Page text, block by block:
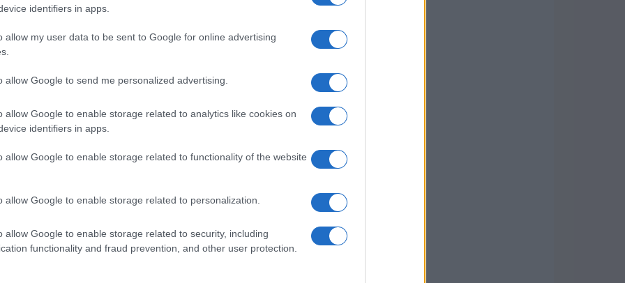
identifiers in apps.
allow my user data to be sent to Google for online advertising
allow Google to send me personalized advertising.
allow Google to enable storage related to analytics like cookies on
identifiers in apps.
allow Google to enable storage related to functionality of the website
allow Google to enable storage related to personalization.
allow Google to enable storage related to security, including
functionality and fraud prevention, and other user protection.
dell’anno
nuove promesse.Ghali,Mahmoode
palco, attirando un pubblico variegato. Le
le elevate aspettative che questi artisti
dei concerti
post-pandemia, con un impatto positivo
diStatista, i concerti generano milioni di euro
del turismo associato.